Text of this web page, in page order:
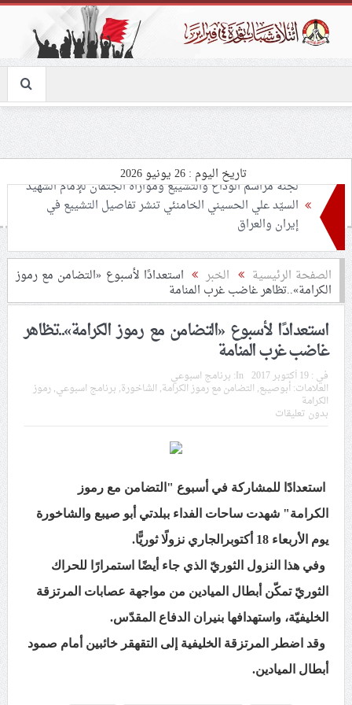
تاريخ اليوم : 26 يونيو 2026
تحذيرات من استغلال الأوضاع في غزّة لإشعال صراعات
داخليّة تخدم الاحتلال
ملفّ إنسانيّ مؤلم.. الأسيرات الفلسطينيّات بين القمع
والإهمال الطبي
55 مأتمًا وحسينيّة يعترضون على الإجراءات القمعيّة للنظام
في موسم عاشوراء
النظام الخليفيّ يدسّ عيونه بين المشاركين في مواكب العزاء
ويعتقل العشرات من الشبّان
من شعائر عاشوراء.. ولن يساوم على هويّته وقيمه في
الحريّة والتحرير
مقال: عاشوراء البحرين… ميدان جهاد بالكلمة
الفقيه القائد قاسم: لن تقتلوا الحسين.. إنّ الحسين سيقتل
طاغوتيّتكم
انطلاق المحادثات الإيرانيّة- الأمريكيّة في سويسرا
الصفحة الرئيسية الخبر استعدادًا لأسبوع «التضامن مع رموز
الكرامة»..تظاهر غاضب غرب المنامة
استعدادًا لأسبوع «التضامن مع رموز الكرامة»..تظاهر
غاضب غرب المنامة
في :19 أكتوبر 2017 In: برنامج اسبوعي
العلامات:أبوصيبع, التضامن مع رموز الكرامة, الشاخورة, برنامج اسبوعي,رموز
الكرامة
بدون تعليقات
استعدادًا للمشاركة في أسبوع "التضامن مع رموز
الكرامة" شهدت ساحات الفداء ببلدتي أبو صيبع والشاخورة
يوم الأربعاء 18 أكتوبرالجاري نزولًا ثوريًّا.
وفي هذا النزول الثوريّ الذي جاء أيضًا استمرارًا للحراك
الثوريّ تمكّن أبطال الميادين من مواجهة عصابات المرتزقة
الخليفيّة، واستهدافها بنيران الدفاع المقدّس.
وقد اضطر المرتزقة الخليفية إلى التقهقر خائبين أمام صمود
أبطال الميادين.